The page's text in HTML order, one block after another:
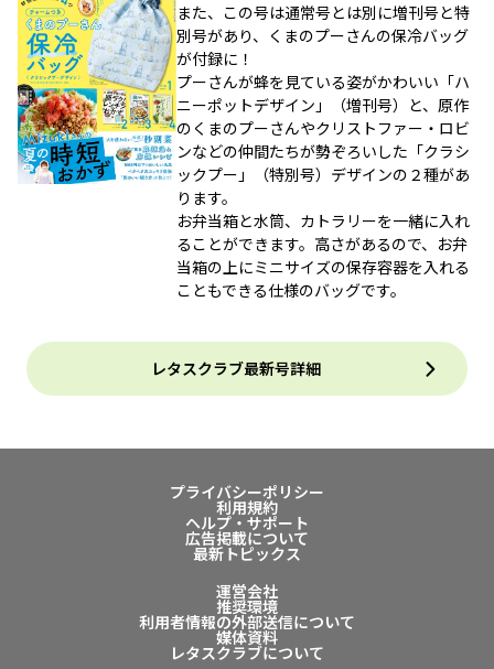
また、この号は通常号とは別に増刊号と特
別号があり、くまのプーさんの保冷バッグ
が付録に！
プーさんが蜂を見ている姿がかわいい「ハ
ニーポットデザイン」（増刊号）と、原作
のくまのプーさんやクリストファー・ロビ
ンなどの仲間たちが勢ぞろいした「クラシ
ックプー」（特別号）デザインの２種があ
ります。
お弁当箱と水筒、カトラリーを一緒に入れ
ることができます。高さがあるので、お弁
当箱の上にミニサイズの保存容器を入れる
こともできる仕様のバッグです。
レタスクラブ最新号詳細
プライバシーポリシー
利用規約
ヘルプ・サポート
広告掲載について
最新トピックス
運営会社
推奨環境
利用者情報の外部送信について
媒体資料
レタスクラブについて